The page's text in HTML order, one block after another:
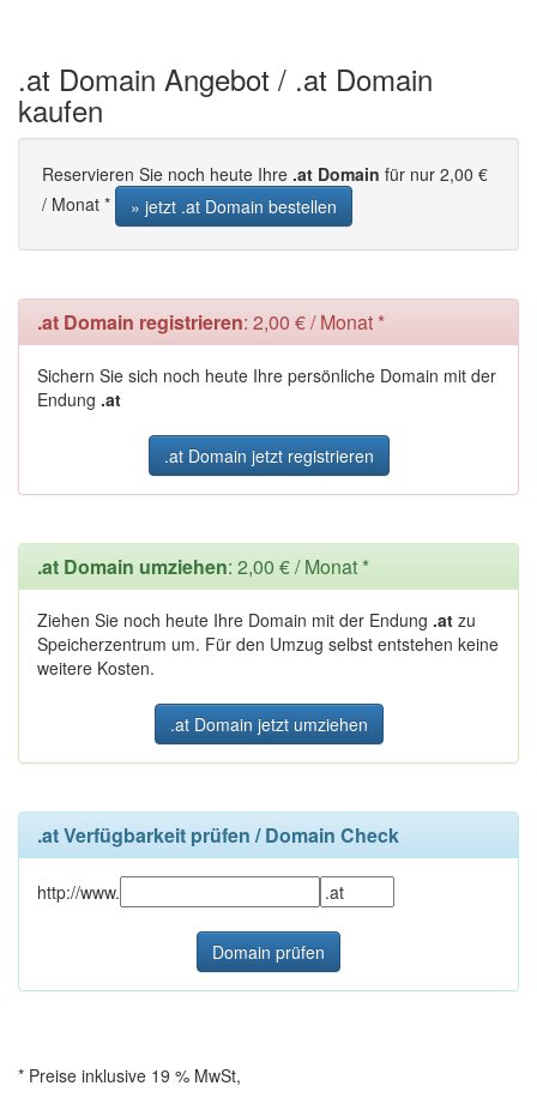
.at Domain Angebot / .at Domain
kaufen
Reservieren Sie noch heute Ihre .at Domain für nur 2,00 €
/ Monat *
» jetzt .at Domain bestellen
.at Domain registrieren: 2,00 € / Monat *
Sichern Sie sich noch heute Ihre persönliche Domain mit der
Endung .at
.at Domain jetzt registrieren
.at Domain umziehen: 2,00 € / Monat *
Ziehen Sie noch heute Ihre Domain mit der Endung .at zu
Speicherzentrum um. Für den Umzug selbst entstehen keine
weitere Kosten.
.at Domain jetzt umziehen
.at Verfügbarkeit prüfen / Domain Check
http://www.
* Preise inklusive 19 % MwSt,